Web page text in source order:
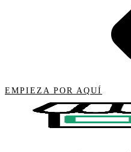
EMPIEZA POR AQUÍ